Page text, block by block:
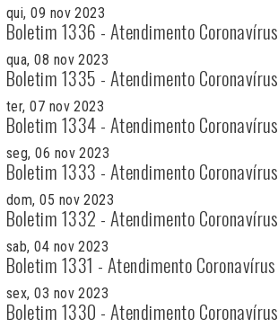
qui, 09 nov 2023
Boletim 1336 - Atendimento Coronavírus
qua, 08 nov 2023
Boletim 1335 - Atendimento Coronavírus
ter, 07 nov 2023
Boletim 1334 - Atendimento Coronavírus
seg, 06 nov 2023
Boletim 1333 - Atendimento Coronavírus
dom, 05 nov 2023
Boletim 1332 - Atendimento Coronavírus
sab, 04 nov 2023
Boletim 1331 - Atendimento Coronavírus
sex, 03 nov 2023
Boletim 1330 - Atendimento Coronavírus